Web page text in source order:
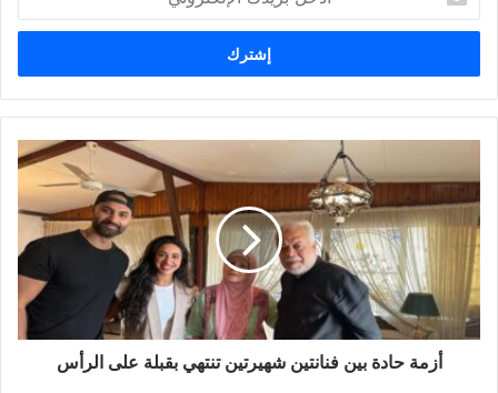
خ
ب
ر
ك
ل
إ
ل
ك
ت
ر
أزمة حادة بين فنانتين شهيرتين تنتهي بقبلة على الرأس